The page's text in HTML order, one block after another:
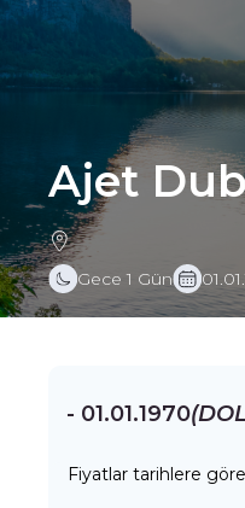
Ajet
Gece 1 Gün
- 01.01.1970
Fiyatlar tarihlere